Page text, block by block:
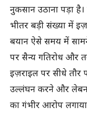
नुकसान उठाना पड़ा
भीतर बड़ी संख्या में
बयान ऐसे समय में
पर सैन्य गतिरोध और
इज़राइल पर सीधे तौर
उल्लंघन करने और
का गंभीर आरोप